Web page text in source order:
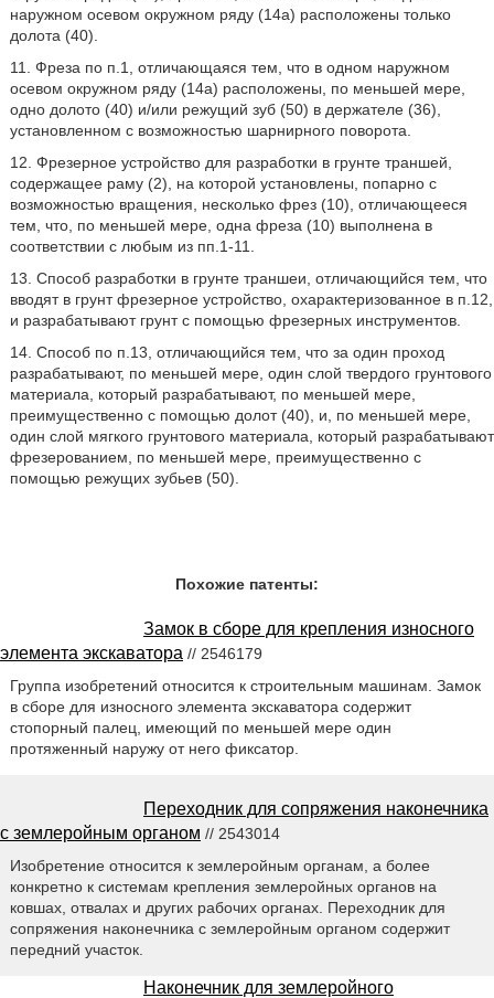
наружном осевом окружном ряду (14a) расположены только
долота (40).
11. Фреза по п.1, отличающаяся тем, что в одном наружном
осевом окружном ряду (14a) расположены, по меньшей мере,
одно долото (40) и/или режущий зуб (50) в держателе (36),
установленном с возможностью шарнирного поворота.
12. Фрезерное устройство для разработки в грунте траншей,
содержащее раму (2), на которой установлены, попарно с
возможностью вращения, несколько фрез (10), отличающееся
тем, что, по меньшей мере, одна фреза (10) выполнена в
соответствии с любым из пп.1-11.
13. Способ разработки в грунте траншеи, отличающийся тем, что
вводят в грунт фрезерное устройство, охарактеризованное в п.12,
и разрабатывают грунт с помощью фрезерных инструментов.
14. Способ по п.13, отличающийся тем, что за один проход
разрабатывают, по меньшей мере, один слой твердого грунтового
материала, который разрабатывают, по меньшей мере,
преимущественно с помощью долот (40), и, по меньшей мере,
один слой мягкого грунтового материала, который разрабатывают
фрезерованием, по меньшей мере, преимущественно с
помощью режущих зубьев (50).
Похожие патенты:
Замок в сборе для крепления износного
элемента экскаватора // 2546179
Группа изобретений относится к строительным машинам. Замок
в сборе для износного элемента экскаватора содержит
стопорный палец, имеющий по меньшей мере один
протяженный наружу от него фиксатор.
Переходник для сопряжения наконечника
с землеройным органом // 2543014
Изобретение относится к землеройным органам, а более
конкретно к системам крепления землеройных органов на
ковшах, отвалах и других рабочих органах. Переходник для
сопряжения наконечника с землеройным органом содержит
передний участок.
Наконечник для землеройного